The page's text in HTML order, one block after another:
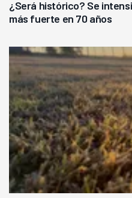
¿Será histórico? Se
más fuerte en 70 años